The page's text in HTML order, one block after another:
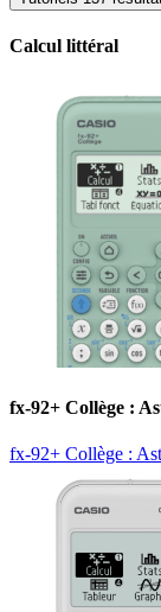
Calcul littéral
fx-92+ Collège :
fx-92+ Collège :